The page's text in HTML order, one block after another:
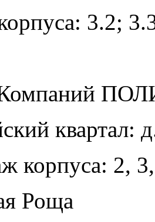
3.2;
квартал:
корпуса: 2,
Роща